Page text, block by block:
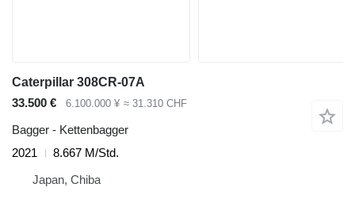
Caterpillar 308CR-07A
33.500 €
6.100.000 ¥ ≈ 31.310 CHF
Bagger - Kettenbagger
2021
8.667 M/Std.
Japan, Chiba